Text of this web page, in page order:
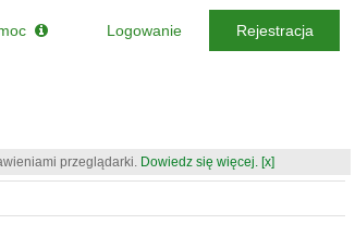
przeglądarki. Dowiedz się więcej. [x]
Logowanie Rejestracja